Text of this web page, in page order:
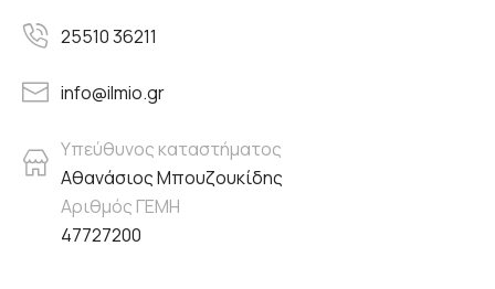
25510 36211
info@ilmio.gr
Υπεύθυνος καταστήματος
Αθανάσιος Μπουζουκίδης
Αριθμός ΓΕΜΗ
47727200